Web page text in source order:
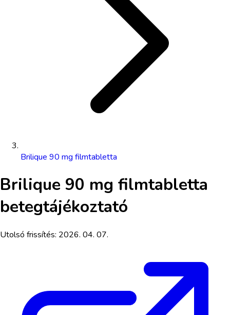
Brilique 90 mg filmtabletta
Brilique 90 mg filmtabletta
betegtájékoztató
Utolsó frissítés: 2026. 04. 07.